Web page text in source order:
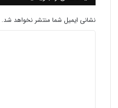
نشانی ایمیل شما منتشر نخواهد شد.